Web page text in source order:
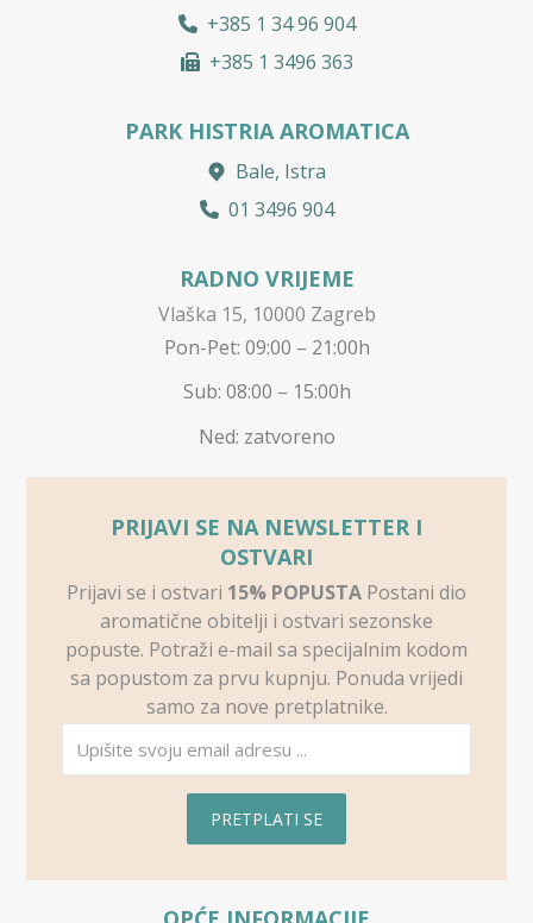
+385 1 34 96 904
+385 1 3496 363
PARK HISTRIA AROMATICA
Bale, Istra
01 3496 904
RADNO VRIJEME
Vlaška 15, 10000 Zagreb
Pon-Pet: 09:00 – 21:00h
Sub: 08:00 – 15:00h
Ned: zatvoreno
PRIJAVI SE NA NEWSLETTER I
OSTVARI
Prijavi se i ostvari 15% POPUSTA Postani dio
aromatične obitelji i ostvari sezonske
popuste. Potraži e-mail sa specijalnim kodom
sa popustom za prvu kupnju. Ponuda vrijedi
samo za nove pretplatnike.
PRETPLATI SE